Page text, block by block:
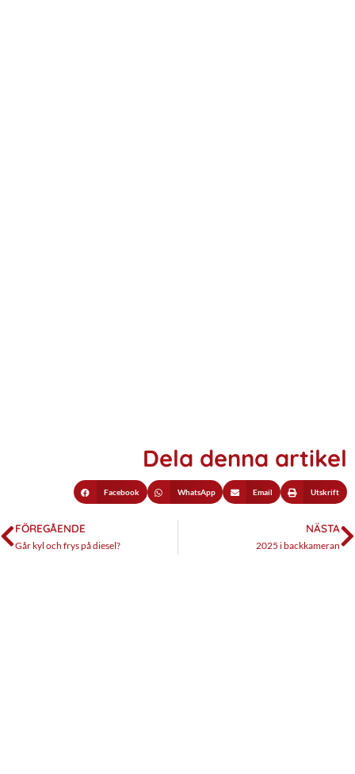
Dela denna artikel
Facebook WhatsApp Email Utskrift
FÖREGÅENDE
Går kyl och frys på diesel?
NÄSTA
2025 i backkameran